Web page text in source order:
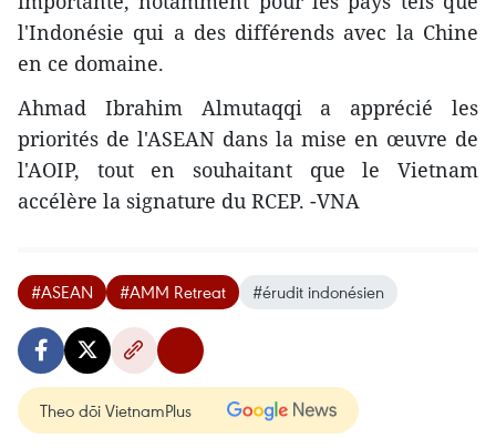
l'Indonésie qui a des différends avec la Chine
en ce domaine.
Ahmad Ibrahim Almutaqqi a apprécié les
priorités de l'ASEAN dans la mise en œuvre de
l'AOIP, tout en souhaitant que le Vietnam
accélère la signature du RCEP. -VNA
#ASEAN #AMM Retreat #érudit indonésien
Theo dõi VietnamPlus